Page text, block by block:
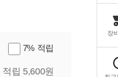
7% 적립
적립 5,600원